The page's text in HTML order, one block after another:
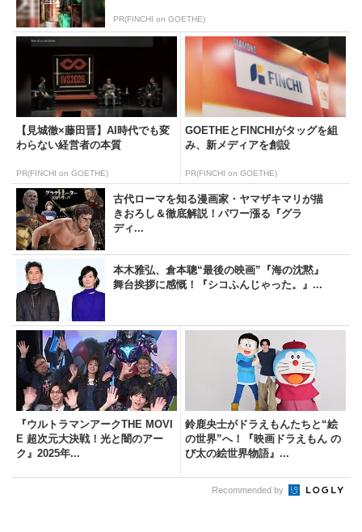
PR(FINCHI on GOETHE)
【見城徹×藤田晋】AI時代でも変
わらない経営者の本質
PR(FINCHI on GOETHE)
GOETHEとFINCHIがタッグを組
み、新メディアを創設
PR(FINCHI on GOETHE)
古代ローマを知る漫画家・ヤマザキマリが描
きおろし＆徹底解説！パワー漲る『グラ
ディ...
本木雅弘、倉本聰“最後の映画”『海の沈黙』
舞台挨拶に感慨！『シコふんじゃった。』...
『ウルトラマンアークTHE MOVI
E 超次元大決戦！光と闇のアー
ク』2025年...
鈴鹿央士がドラえもんたちと“絵
の世界”へ！『映画ドラえもん の
び太の絵世界物語』...
Recommended by